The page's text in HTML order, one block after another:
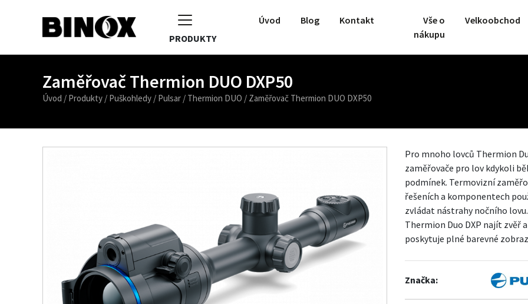
PRODUKTY
Úvod Blog Kontakt
Vše o
nákupu
Velkoobchod
Zaměřovač Thermion DUO DXP50
Úvod / Produkty / Puškohledy / Pulsar / Thermion DUO / Zaměřovač Thermion DUO DXP50
Pro mnoho lovců Thermion
zaměřovače pro lov kdykoli
podmínek. Termovizní
řešeních a komponentech
zvládat nástrahy nočního
Thermion Duo DXP najít
poskytuje plné barevné
Značka: